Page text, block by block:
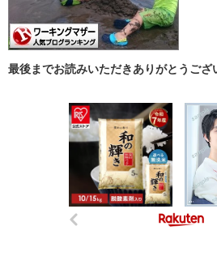
最後までお読みいただきありがとうござ